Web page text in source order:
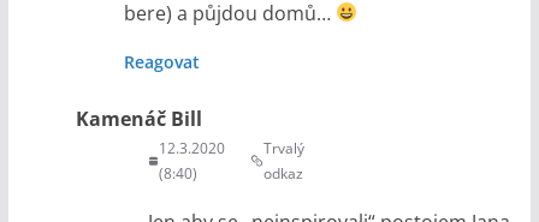
bere) a půjdou domů…
Reagovat
Kamenáč Bill
12.3.2020
(8:40)
Trvalý
odkaz